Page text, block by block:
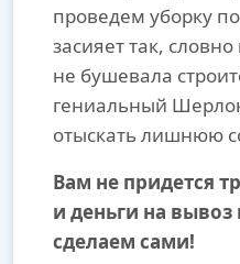
проведем уборку
засияет так,
не бушевала
гениальный
отыскать лишнюю
Вам не придется
и деньги на
сделаем сами!